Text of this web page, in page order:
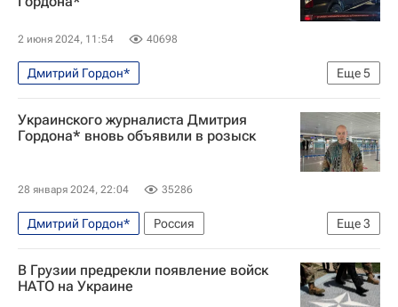
2 июня 2024, 11:54 40698
Еще5
Дмитрий Гордон*
Специальная военная операция на Украине
Россия
Происшествия
Украина
Украинского журналиста Дмитрия
Гордона* вновь объявили в розыск
28 января 2024, 22:04 35286
Еще3
Дмитрий Гордон*
Россия
Министерство внутренних дел РФ (МВД России)
Происшествия
В Грузии предрекли появление войск
НАТО на Украине